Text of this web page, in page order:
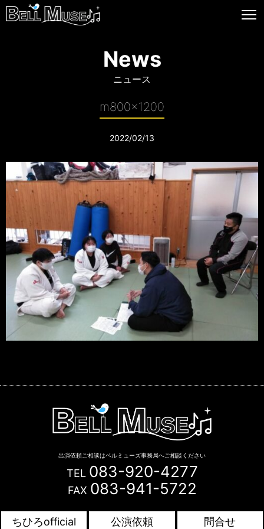
News
ニュース
m800x1200
2022/02/13
出演依頼ご相談はベルミューズ事務局へご相談ください
TEL 083-920-4277
FAX 083-941-5722
Copyright © BELL MUSE. All Rights Reserved.
ちひろofficial 公演依頼 問合せ